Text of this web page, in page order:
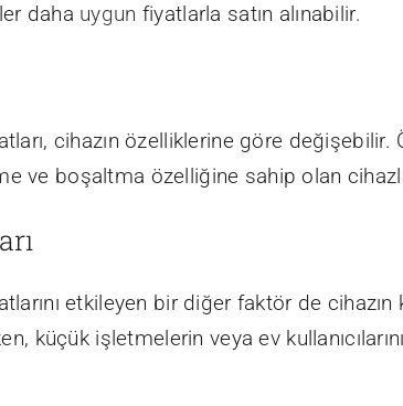
daha uygun fiyatlarla satın alınabilir.
cihazın özelliklerine göre
ve boşaltma özelliğine sahip olan
etkileyen bir diğer faktör de
küçük işletmelerin veya ev